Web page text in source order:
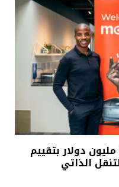
مبادلة تقود “موف” لجمع 250 مليون دولار بتقييم